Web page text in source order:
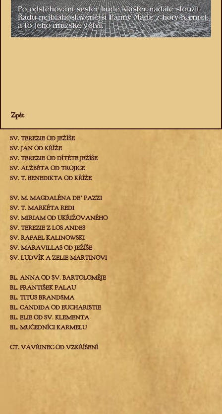
Zpět
SV. TEREZIE OD JEŽÍŠE
SV. JAN OD KŘÍŽE
SV. TEREZIE OD DÍTĚTE JEŽÍŠE
SV. ALŽBĚTA OD TROJICE
SV. T. BENEDIKTA OD KŘÍŽE
SV. M. MAGDALÉNA DEʼ PAZZI
SV. T. MARKÉTA REDI
SV. MIRIAM OD UKŘIŽOVANÉHO
SV. TEREZIE Z LOS ANDES
SV. RAFAEL KALINOWSKI
SV. MARAVILLAS OD JEŽÍŠE
SV. LUDVÍK A ZELIE MARTINOVI
BL. ANNA OD SV. BARTOLOMĚJE
BL. FRANTIŠEK PALAU
BL. TITUS BRANDSMA
BL. CANDIDA OD EUCHARISTIE
BL. ELIE OD SV. KLEMENTA
BL. MUČEDNÍCI KARMELU
CT. VAVŘINEC OD VZKŘÍŠENÍ